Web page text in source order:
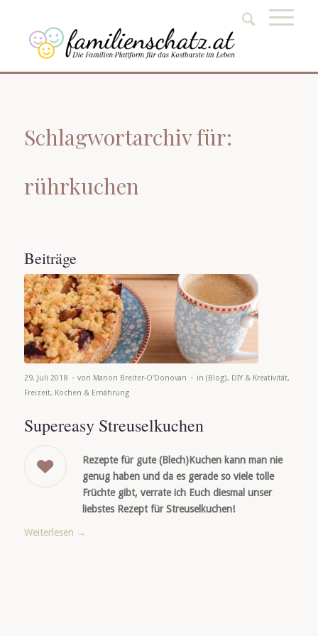
Schlagwortarchiv für:
rührkuchen
Beiträge
29. Juli 2018 - von Marion Breiter-O'Donovan - in (Blog), DIY & Kreativität,
Freizeit, Kochen & Ernährung
Supereasy Streuselkuchen
Rezepte für gute (Blech)Kuchen kann man nie
genug haben und da es gerade so viele tolle
Früchte gibt, verrate ich Euch diesmal unser
liebstes Rezept für Streuselkuchen!
Weiterlesen →